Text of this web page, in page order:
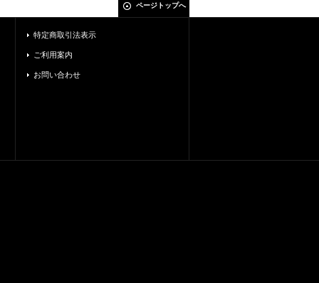
ページトップへ
特定商取引法表示
ご利用案内
お問い合わせ